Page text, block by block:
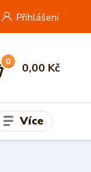
Přihlášení
0 0,00 Kč
Více